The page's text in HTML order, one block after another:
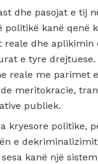
dhe pasojat e tij
kanë qenë
dhe aplikimin
e tyre drejtuese.
reale me parimet
meritokracie,
publiek.
kryesore politike,
e
kanë një